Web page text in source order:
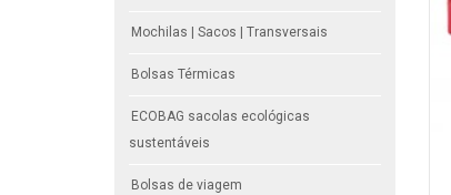
Mochilas | Sacos | Transversais
Bolsas Térmicas
ECOBAG sacolas ecológicas
sustentáveis
Bolsas de viagem